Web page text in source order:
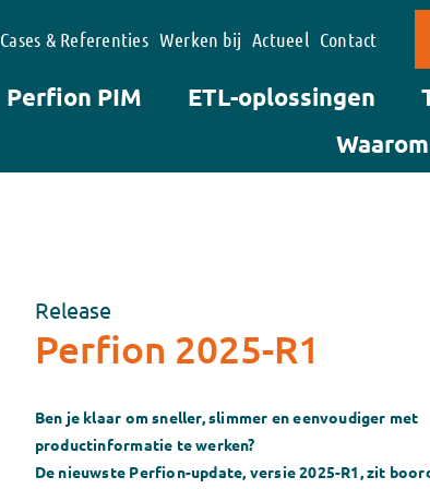
Cases & Referenties Werken bij Actueel Contact
Perfion PIM ETL-oplossingen
Release
Perfion 2025-R1
Ben je klaar om sneller, slimmer en eenvoudiger met
productinformatie te werken?
De nieuwste Perfion-update, versie 2025-R1, zit